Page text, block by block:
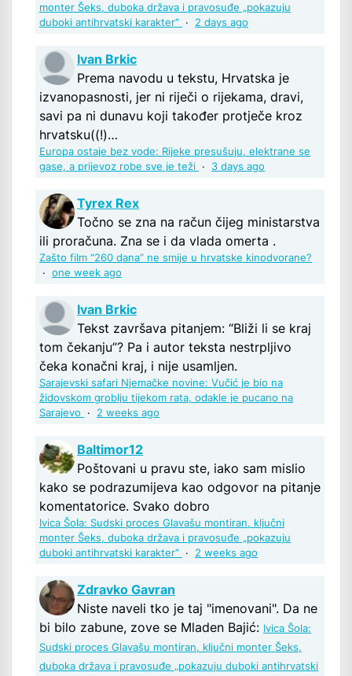
monter Šeks, duboka država i pravosuđe „pokazuju
duboki antihrvatski karakter“ · 2 days ago
Ivan Brkic
Prema navodu u tekstu, Hrvatska je
izvanopasnosti, jer ni riječi o rijekama, dravi,
savi pa ni dunavu koji također protječe kroz
hrvatsku((!)…
Europa ostaje bez vode: Rijeke presušuju, elektrane se
gase, a prijevoz robe sve je teži · 3 days ago
Tyrex Rex
Točno se zna na račun čijeg ministarstva
ili proračuna. Zna se i da vlada omerta .
Zašto film “260 dana” ne smije u hrvatske kinodvorane?
· one week ago
Ivan Brkic
Tekst završava pitanjem: “Bliži li se kraj
tom čekanju”? Pa i autor teksta nestrpljivo
čeka konačni kraj, i nije usamljen.
Sarajevski safari Njemačke novine: Vučić je bio na
židovskom groblju tijekom rata, odakle je pucano na
Sarajevo
· 2 weeks ago
Baltimor12
Poštovani u pravu ste, iako sam mislio
kako se podrazumijeva kao odgovor na pitanje
komentatorice. Svako dobro
Ivica Šola: Sudski proces Glavašu montiran, ključni
monter Šeks, duboka država i pravosuđe „pokazuju
duboki antihrvatski karakter“ · 2 weeks ago
Zdravko Gavran
Niste naveli tko je taj "imenovani". Da ne
bi bilo zabune, zove se Mladen Bajić: Ivica Šola:
Sudski proces Glavašu montiran, ključni monter Šeks,
duboka država i pravosuđe „pokazuju duboki antihrvatski